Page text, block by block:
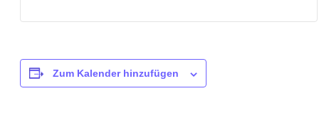
Zum Kalender hinzufügen